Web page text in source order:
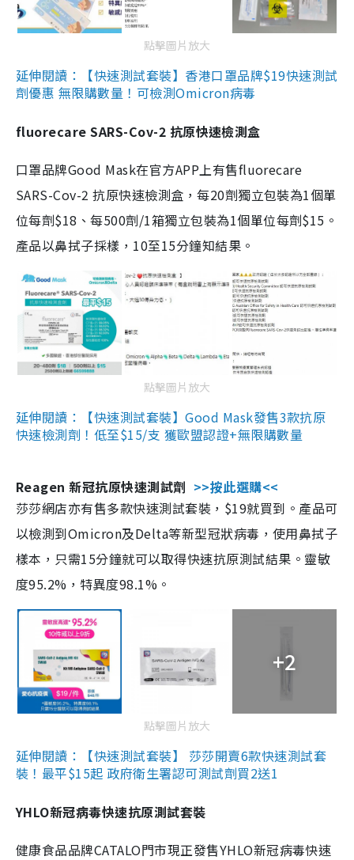
點擊圖片放大
延伸閱讀：【快速測試套裝】香港口罩品牌$19快速測試
劑優惠 無限購數量！可檢測Omicron病毒
fluorecare SARS-Cov-2 抗原快速檢測盒
口罩品牌Good Mask在官方APP上有售fluorecare
SARS-Cov-2 抗原快速檢測盒，每20劑獨立包裝為1個單
位每劑$18、每500劑/1箱獨立包裝為1個單位每劑$15。
產品以鼻拭子採樣，10至15分鐘知結果。
點擊圖片放大
延伸閱讀：【快速測試套裝】Good Mask發售3款抗原
快速檢測劑！低至$15/支 獲歐盟認證+無限購數量
Reagen 新冠抗原快速測試劑 >>按此選購<<
莎莎網店亦有售多款快速測試套裝，$19就買到。產品可
以檢測到Omicron及Delta等新型冠狀病毒，使用鼻拭子
樣本，只需15分鐘就可以取得快速抗原測試結果。靈敏
度95.2%，特異度98.1%。
+2
點擊圖片放大
延伸閱讀：【快速測試套裝】 莎莎開賣6款快速測試套
裝！最平$15起 政府衛生署認可測試劑買2送1
YHLO新冠病毒快速抗原測試套裝
健康食品品牌CATALO門市現正發售YHLO新冠病毒快速